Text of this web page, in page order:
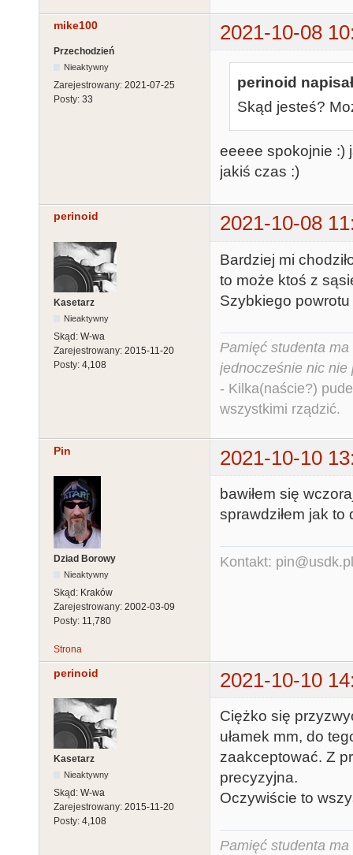
mike100 2021-10-08
Przechodzień
Nieaktywny
Zarejestrowany: 2021-07-25
Posty: 33
perinoid
Skąd jesteś?
eeeee spokojnie :)
jakiś czas :)
perinoid 2021-10-08
Kasetarz
Nieaktywny
Skąd: W-wa
Zarejestrowany: 2015-11-20
Posty: 4,108
Bardziej mi
to może ktoś z
Szybkiego
Pamięć studenta
jednocześnie nic nie
- Kilka(naście?)
wszystkimi rządzić.
Pin 2021-10-10
Dziad Borowy
Nieaktywny
Skąd: Kraków
Zarejestrowany: 2002-03-09
Posty: 11,780
bawiłem się
sprawdziłem jak to
Kontakt: pin@usdk.pl
Strona
perinoid 2021-10-10
Kasetarz
Nieaktywny
Skąd: W-wa
Zarejestrowany: 2015-11-20
Posty: 4,108
Ciężko się
ułamek mm, do
zaakceptować. Z
precyzyjna.
Oczywiście to
Pamięć studenta